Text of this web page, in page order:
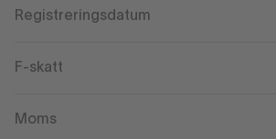
Registreringsdatum
F-skatt
Moms